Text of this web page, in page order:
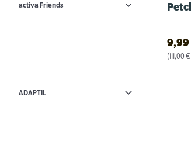
activa Friends
ADAPTIL
9,99
(111,00